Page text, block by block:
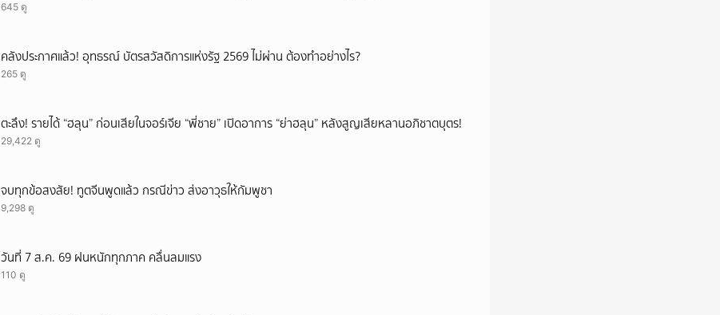
645 ดู
คลังประกาศแล้ว! อุทธรณ์ บัตรสวัสดิการแห่งรัฐ 2569 ไม่ผ่าน ต้องทำอย่างไร?
265 ดู
ตะลึง! รายได้ “ฮลุน” ก่อนเสียในจอร์เจีย “พี่ชาย” เปิดอาการ “ย่าฮลุน” หลังสูญเสียหลานอภิชาตบุตร!
29,422 ดู
จบทุกข้อสงสัย! ทูตจีนพูดแล้ว กรณีข่าว ส่งอาวุธให้กัมพูชา
9,298 ดู
วันที่ 7 ส.ค. 69 ฝนหนักทุกภาค คลื่นลมแรง
110 ดู